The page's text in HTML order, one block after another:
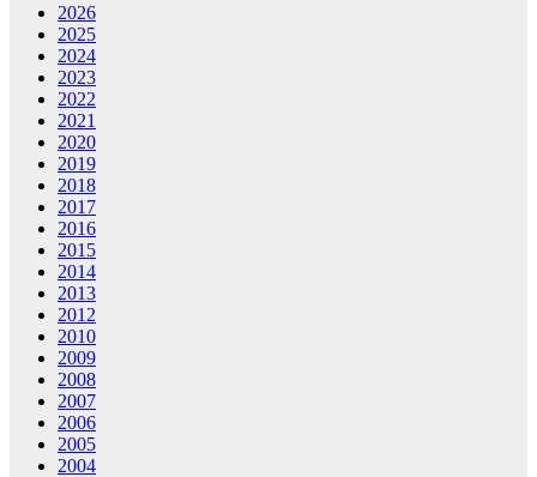
2026
2025
2024
2023
2022
2021
2020
2019
2018
2017
2016
2015
2014
2013
2012
2010
2009
2008
2007
2006
2005
2004